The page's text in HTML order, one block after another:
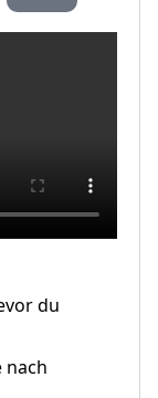
du
nach